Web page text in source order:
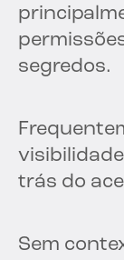
segredos.
trás do
Sem